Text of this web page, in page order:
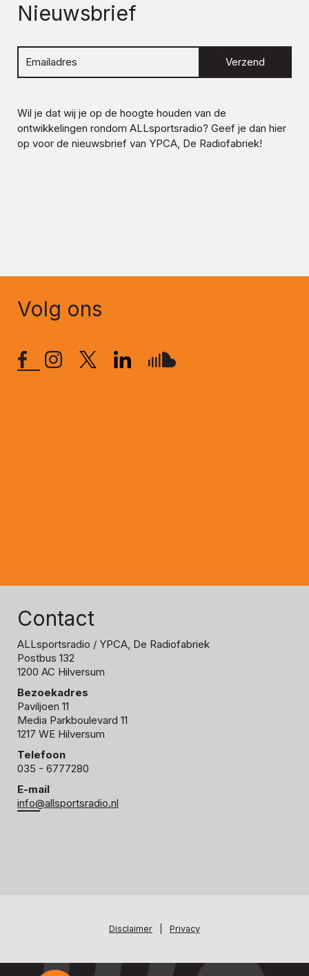
Nieuwsbrief
Verzend
Wil je dat wij je op de hoogte houden van de
ontwikkelingen rondom ALLsportsradio? Geef je dan hier
op voor de nieuwsbrief van YPCA, De Radiofabriek!
Volg ons
Contact
ALLsportsradio / YPCA, De Radiofabriek
Postbus 132
1200 AC Hilversum
Bezoekadres
Paviljoen 11
Media Parkboulevard 11
1217 WE Hilversum
Telefoon
035 - 6777280
E-mail
info@allsportsradio.nl
Disclaimer Privacy